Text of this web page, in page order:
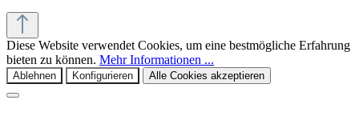
Diese Website verwendet Cookies, um eine bestmögliche Erfahrung
bieten zu können. Mehr Informationen ...
Ablehnen Konfigurieren Alle Cookies akzeptieren